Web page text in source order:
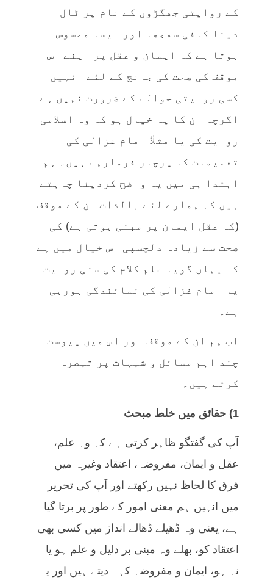
کے روایتی جھگڑوں کے نام پر ٹال
دینا کافی سمجھا اور ایسا محسوس
ہوتا ہے کہ ایمان و عقل پر اپنے اس
موقف کی صحت کی جانچ کے لئے انہیں
کسی روایتی حوالے کے ضرورت نہیں ہے
اگرچہ ان کا یہ خیال ہو کہ وہ اسلامی
روایت کی یا مثلاً امام غزالی کی
تعلیمات کا پرچار فرمارہے ہیں۔ ہم
ابتدا ہی میں یہ واضح کردینا چاہتے
ہیں کہ ہمارے لئے بالذات ان کے موقف
(کہ عقل ایمان پر مبنی ہوتی ہے) کی
صحت سے زیادہ دلچسپی اس خیال میں ہے
کہ یہاں گویا علم کلام کی سنی روایت
یا امام غزالی کی نمائندگی ہورہی
ہے۔
اب ہم ان کے موقف اور اس میں پیوست
چند اہم مسائل و شبہات پر تبصرہ
کرتے ہیں۔
1) حقائق میں خلط مبحث
آپ کی گفتگو ظاہر کرتی ہے کہ وہ علم،
عقل و ایمان، مفروضہ، اعتقاد وغیرہ میں
فرق کا لحاظ نہیں رکھتے اور آپ کی تحریر
میں انہیں ہم معنی امور کے طور پر برتا گیا
ہے، یعنی وہ ڈھیلے ڈھالے انداز میں کسی بھی
اعتقاد کو، بھلے وہ مبنی بر دلیل و علم ہو یا
نہ ہو، ایمان و مفروضہ کہہ دیتے ہیں اور یہ